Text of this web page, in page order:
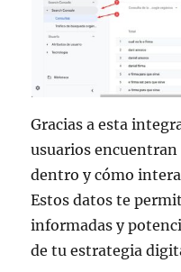
Gracias a esta
usuarios
dentro y cómo
Estos datos te
informadas y
de tu estrategia